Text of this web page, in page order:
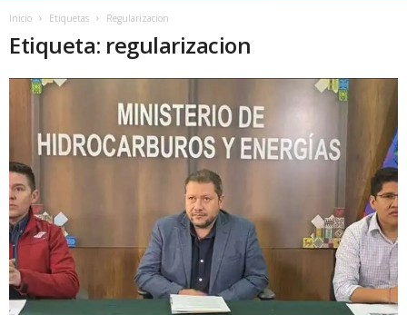
Inicio Etiquetas Regularizacion
Etiqueta: regularizacion